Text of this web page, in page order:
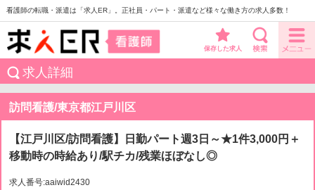
看護師の転職・派遣は「求人ER」。正社員・パート・派遣など様々な働き方の求人多数！
保存した求人
求人詳細
訪問看護/東京都江戸川区
【江戸川区/訪問看護】日勤パート週3日～★1件3,000円＋
移動時の時給あり/駅チカ/残業ほぼなし◎
求人番号:aaiwid2430